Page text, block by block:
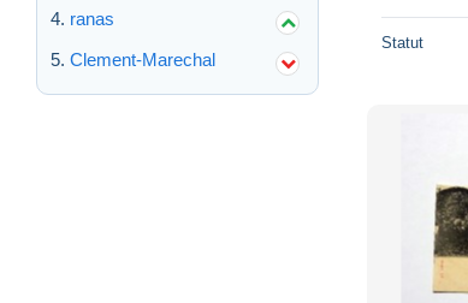
ranas
Clement-Marechal
Statut